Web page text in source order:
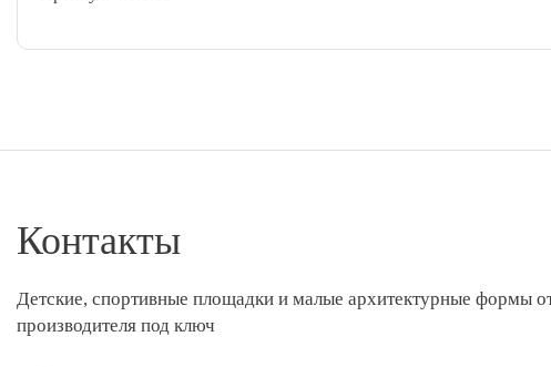
Контакты
Детские, спортивные площадки и малые архитектурные формы
производителя под ключ